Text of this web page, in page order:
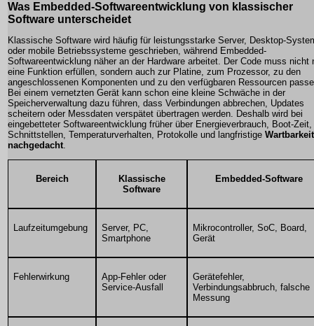
Was Embedded-Softwareentwicklung von klassischer
Software unterscheidet
Klassische Software wird häufig für leistungsstarke Server, Desktop-
oder mobile Betriebssysteme geschrieben, während Embedded-
Softwareentwicklung näher an der Hardware arbeitet. Der Code muss nicht
eine Funktion erfüllen, sondern auch zur Platine, zum Prozessor, zu den
angeschlossenen Komponenten und zu den verfügbaren Ressourcen
Bei einem vernetzten Gerät kann schon eine kleine Schwäche in der
Speicherverwaltung dazu führen, dass Verbindungen abbrechen, Updates
scheitern oder Messdaten verspätet übertragen werden. Deshalb wird bei
eingebetteter Softwareentwicklung früher über Energieverbrauch, Boot-Zeit,
Schnittstellen, Temperaturverhalten, Protokolle und langfristige Wartbarkeit
nachgedacht.
Bereich
Klassische
Software
Embedded-Software
Laufzeitumgebung
Server, PC,
Smartphone
Mikrocontroller, SoC, Board,
Gerät
Fehlerwirkung
App-Fehler oder
Service-Ausfall
Gerätefehler,
Verbindungsabbruch, falsche
Messung